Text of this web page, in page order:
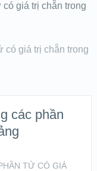
giá trị chẵn trong
có giá trị chẵn trong
các phần
TỬ CÓ GIÁ